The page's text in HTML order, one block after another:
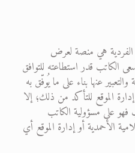
الفردية هي منصة لعرض
الكاتب قدر استطاعته للتوافق
عنها بناء على ما يُوفّق به
الموقع للتأكد من ذلك؛ إلا
على مسؤولية الكاتب
الأحمدية أو إدارة الموقع أي